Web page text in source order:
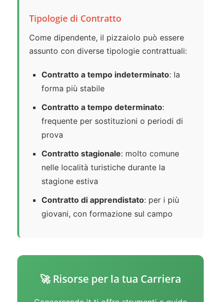
Tipologie di Contratto
Come dipendente, il pizzaiolo può essere
assunto con diverse tipologie contrattuali:
Contratto a tempo indeterminato: la
forma più stabile
Contratto a tempo determinato:
frequente per sostituzioni o periodi di
prova
Contratto stagionale: molto comune
nelle località turistiche durante la
stagione estiva
Contratto di apprendistato: per i più
giovani, con formazione sul campo
🚀 Risorse per la tua Carriera